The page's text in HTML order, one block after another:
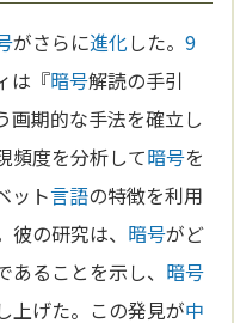
がさらに進化した。9
は『暗号解読の手引
画期的な手法を確立し
頻度を分析して暗号を
ット言語の特徴を利用
の研究は、 暗号がど
ることを示し、 暗号
上げた。この発見が中